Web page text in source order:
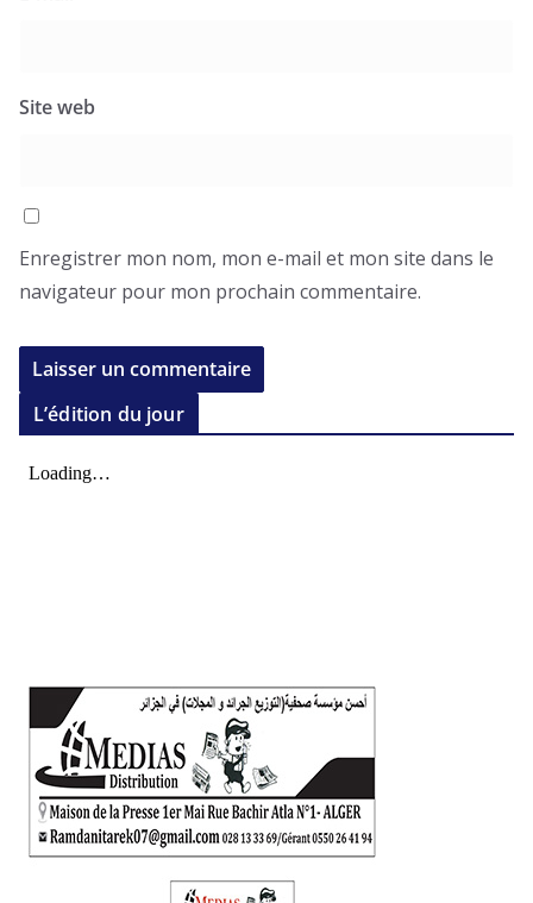
Site web
Enregistrer mon nom, mon e-mail et mon site dans le
navigateur pour mon prochain commentaire.
L’édition du jour